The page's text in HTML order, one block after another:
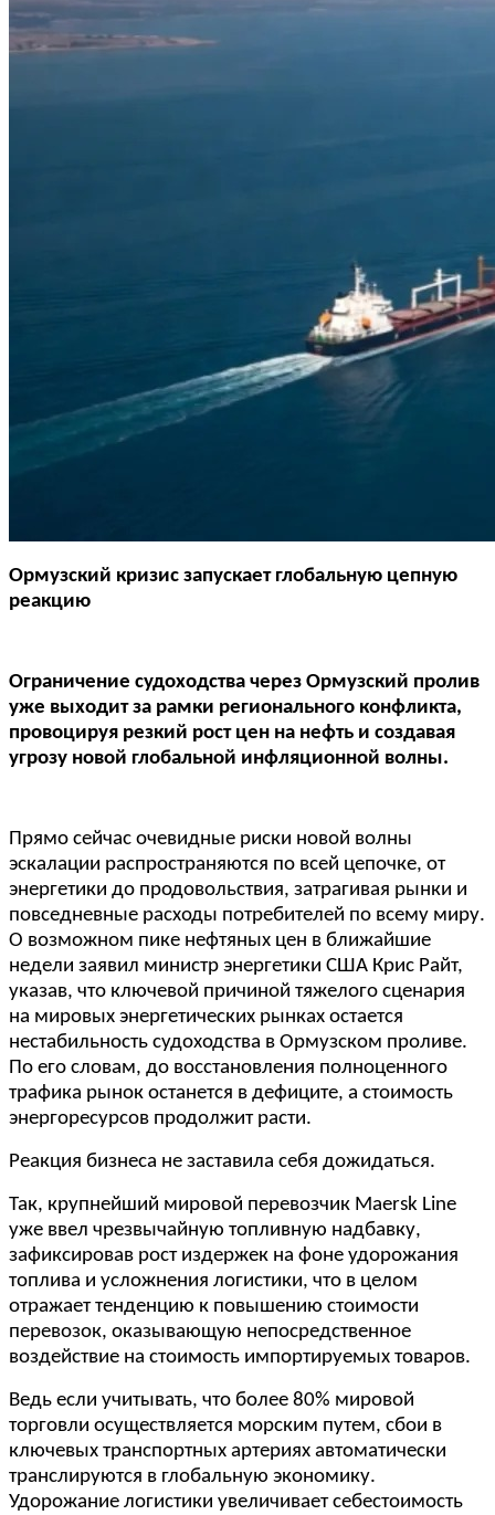
Ормузский кризис запускает глобальную цепную
реакцию
Ограничение судоходства через Ормузский пролив
уже выходит за рамки регионального конфликта,
провоцируя резкий рост цен на нефть и создавая
угрозу новой глобальной инфляционной волны.
Прямо сейчас очевидные риски новой волны
эскалации распространяются по всей цепочке, от
энергетики до продовольствия, затрагивая рынки и
повседневные расходы потребителей по всему миру.
О возможном пике нефтяных цен в ближайшие
недели заявил министр энергетики США Крис Райт,
указав, что ключевой причиной тяжелого сценария
на мировых энергетических рынках остается
нестабильность судоходства в Ормузском проливе.
По его словам, до восстановления полноценного
трафика рынок останется в дефиците, а стоимость
энергоресурсов продолжит расти.
Реакция бизнеса не заставила себя дожидаться.
Так, крупнейший мировой перевозчик Maersk Line
уже ввел чрезвычайную топливную надбавку,
зафиксировав рост издержек на фоне удорожания
топлива и усложнения логистики, что в целом
отражает тенденцию к повышению стоимости
перевозок, оказывающую непосредственное
воздействие на стоимость импортируемых товаров.
Ведь если учитывать, что более 80% мировой
торговли осуществляется морским путем, сбои в
ключевых транспортных артериях автоматически
транслируются в глобальную экономику.
Удорожание логистики увеличивает себестоимость